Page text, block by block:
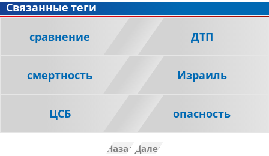
Связанные теги
сравнение ДТП
смертность Израиль
ЦСБ опасность
Назад Далее